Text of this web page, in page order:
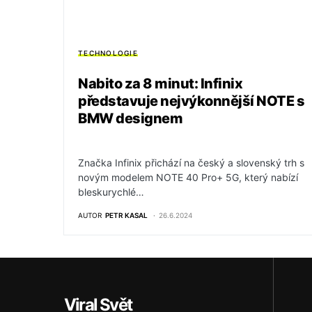
TECHNOLOGIE
Nabito za 8 minut: Infinix
představuje nejvýkonnější NOTE s
BMW designem
Značka Infinix přichází na český a slovenský trh s
novým modelem NOTE 40 Pro+ 5G, který nabízí
bleskurychlé…
AUTOR PETR KASAL 26.6.2024
Viral Svět